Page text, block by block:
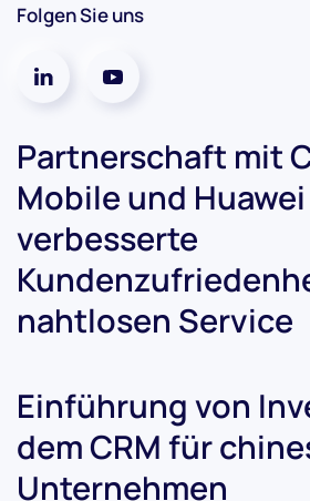
Folgen Sie uns
Partnerschaft mit
Mobile und
verbesserte
nahtlosen Service
Einführung von
dem CRM für
Unternehmen